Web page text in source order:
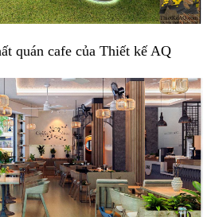
quán cafe của Thiết kế AQ